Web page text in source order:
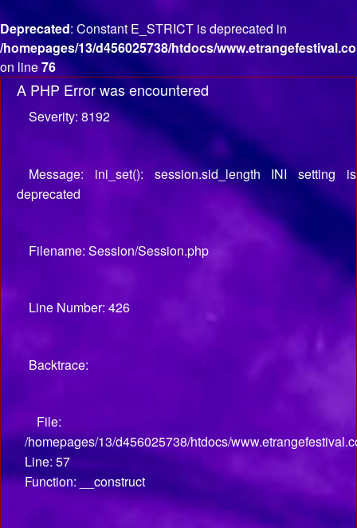
Deprecated: Constant E_STRICT is deprecated in
/homepages/13/d456025738/htdocs/
on line76
A PHP Error was encountered
Severity: 8192
Message: ini_set(): session.sid_length INI setting is
deprecated
Filename: Session/Session.php
Line Number: 426
Backtrace:
File:
/homepages/13/d456025738/htdocs/
Line: 57
Function: __construct